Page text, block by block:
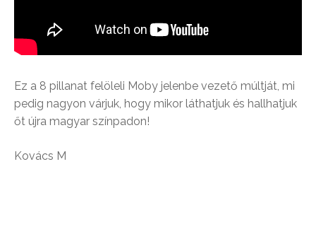
Ez a 8 pillanat felöleli Moby jelenbe vezető múltját, mi
pedig nagyon várjuk, hogy mikor láthatjuk és hallhatjuk
őt újra magyar színpadon!
Kovács M